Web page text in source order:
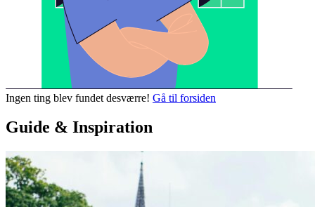
Ingen ting blev fundet desværre! Gå til forsiden
Guide & Inspiration